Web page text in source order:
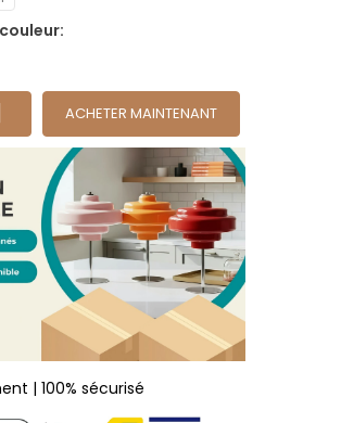
ACHETER MAINTENANT
| 100% sécurisé